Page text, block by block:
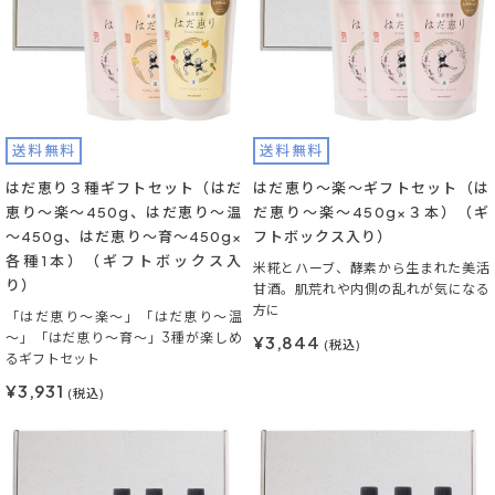
送料無料
はだ恵り３種ギフトセット（はだ
恵り～楽～450g、はだ恵り～温
～450g、はだ恵り～育～450g×
各種1本）（ギフトボックス入
り）
「はだ恵り～楽～」「はだ恵り～温
～」「はだ恵り～育～」3種が楽しめ
るギフトセット
¥3,931 (税込)
送料無料
はだ恵り～楽～ギフトセット（は
だ恵り～楽～450g×３本）（ギ
フトボックス入り）
米糀とハーブ、酵素から生まれた美活
甘酒。肌荒れや内側の乱れが気になる
方に
¥3,844 (税込)